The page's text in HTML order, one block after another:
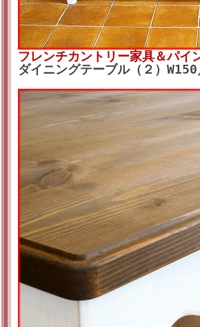
フレンチカントリー家具＆パイ
ダイニングテーブル（２）